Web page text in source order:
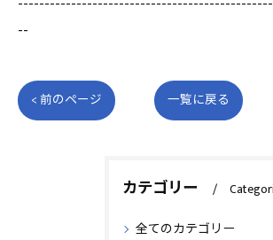
--
< 前のページ 一覧に戻る
カテゴリー
全てのカテゴリー